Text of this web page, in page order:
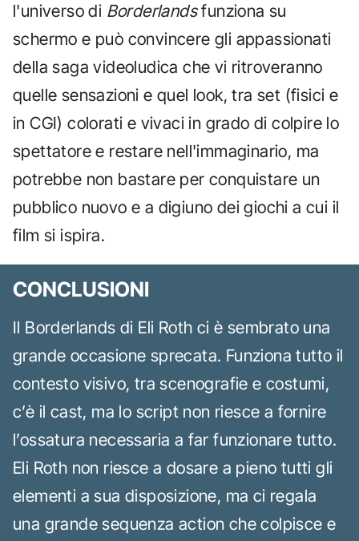
l'universo di Borderlandsfunziona su
schermo e può convincere gli appassionati
della saga videoludica che vi ritroveranno
quelle sensazioni e quel look, tra set (fisici e
in CGI) colorati e vivaci in grado di colpire lo
spettatore e restare nell'immaginario, ma
potrebbe non bastare per conquistare un
pubblico nuovo e a digiuno dei giochi a cui il
film si ispira.
CONCLUSIONI
Il Borderlands di Eli Roth ci è sembrato una
grande occasione sprecata. Funziona tutto il
contesto visivo, tra scenografie e costumi,
c’è il cast, ma lo script non riesce a fornire
l’ossatura necessaria a far funzionare tutto.
Eli Roth non riesce a dosare a pieno tutti gli
elementi a sua disposizione, ma ci regala
una grande sequenza action che colpisce e